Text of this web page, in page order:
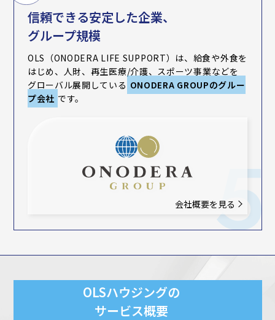
信頼できる安定した企業、
グループ規模
OLS（ONODERA LIFE SUPPORT）は、給食や外食を
はじめ、人財、再生医療/介護、スポーツ事業などを
グローバル展開している ONODERA GROUPのグルー
プ会社 です。
会社概要を見る
OLSハウジングの
サービス概要